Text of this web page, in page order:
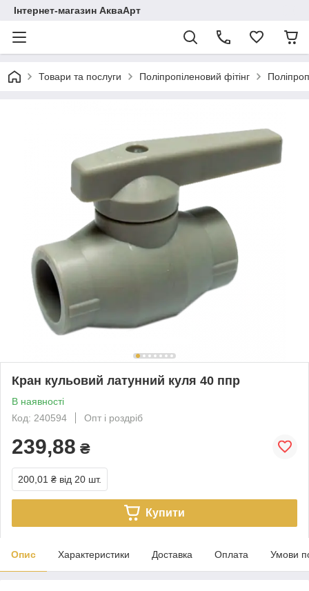
Інтернет-магазин АкваАрт
Товари та послуги Поліпропіленовий фітінг
Кран кульовий латунний куля 40 ппр
В наявності
Код: 240594
Опт і роздріб
239,88 ₴
200,01 ₴ від 20 шт.
Купити
Опис Характеристики Доставка Оплата Умови